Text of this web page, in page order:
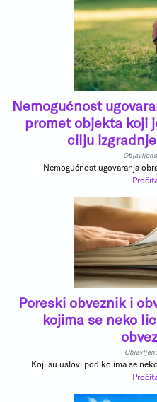
Nemogućnost
promet objekta koji
cilju
Nemogućnost ugovaranja
Poreski obveznik i
kojima se neko
Koji su uslovi pod kojima se